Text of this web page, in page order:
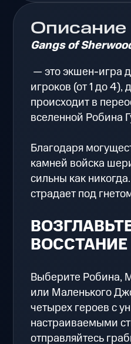
Описание
Gangs of
— это экшен-игра
игроков (от 1 до 4),
происходит в
вселенной Робина
Благодаря
камней войска
сильны как
страдает под
ВОССТАНИЕ
Выберите Робина,
или Маленького
четырех героев с
настраиваемыми
отправляйтесь